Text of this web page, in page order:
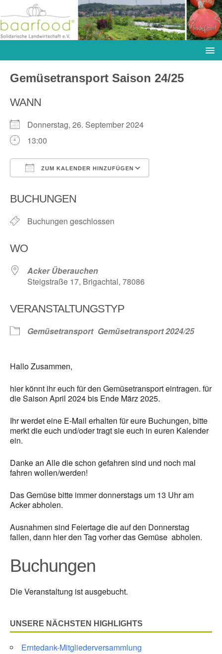
Gemüsetransport Saison 24/25
WANN
Donnerstag, 26. September 2024
13:00
ZUM KALENDER HINZUFÜGEN
BUCHUNGEN
Buchungen geschlossen
WO
Acker Überauchen
Steigstraße 17, Brigachtal, 78086
VERANSTALTUNGSTYP
Gemüsetransport Gemüsetransport 2024/25
Hallo Zusammen,
hier könnt ihr euch für den Gemüsetransport eintragen. für
die Saison April 2024 bis Ende März 2025.
Ihr werdet eine E-Mail erhalten für eure Buchungen, bitte
merkt die euch und/oder tragt sie euch in euren Kalender
ein.
Danke an Alle die schon gefahren sind und noch mal
fahren wollen/werden!
Das Gemüse bitte immer donnerstags um 13 Uhr am
Acker abholen.
Ausnahmen sind Feiertage die auf den Donnerstag
fallen, dann hier den Tag vorher das Gemüse abholen.
Buchungen
Die Veranstaltung ist ausgebucht.
UNSERE NÄCHSTEN HIGHLIGHTS
Erntedank-Mitgliederversammlung